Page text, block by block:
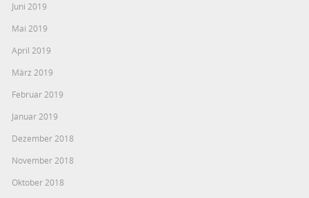
Juni 2019
Mai 2019
April 2019
März 2019
Februar 2019
Januar 2019
Dezember 2018
November 2018
Oktober 2018